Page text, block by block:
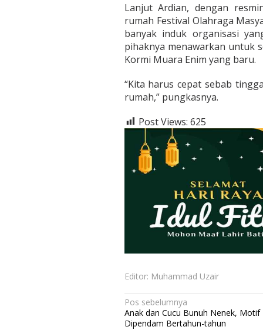
Lanjut Ardian, dengan
rumah Festival Olahraga
banyak induk organisasi
pihaknya menawarkan untuk
Kormi Muara Enim yang baru.
“Kita harus cepat sebab
rumah,” pungkasnya.
Post Views: 625
Editor: Muhammad Uzair
N
a
Pos sebelumnya
Anak dan Cucu Bunuh Nenek, Motif
Dipendam Bertahun-tahun